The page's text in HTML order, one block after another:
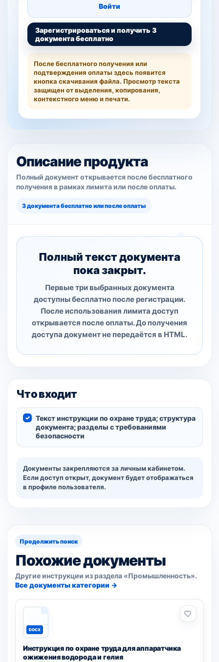
Войти
Зарегистрироваться и получить 3
документа бесплатно
После бесплатного получения или
подтверждения оплаты здесь появится
кнопка скачивания файла. Просмотр текста
защищен от выделения, копирования,
контекстного меню и печати.
Описание продукта
Полный документ открывается после бесплатного
получения в рамках лимита или после оплаты.
3 документа бесплатно или после оплаты
Полный текст документа
пока закрыт.
Первые три выбранных документа
доступны бесплатно после регистрации.
После использования лимита доступ
открывается после оплаты. До получения
доступа документ не передаётся в HTML.
Что входит
Текст инструкции по охране труда; структура
документа; разделы с требованиями
безопасности
Документы закрепляются за личным кабинетом.
Если доступ открыт, документ будет отображаться
в профиле пользователя.
Продолжить поиск
Похожие документы
Другие инструкции из раздела «Промышленность».
Все документы категории →
DOCX
Инструкция по охране труда для аппаратчика
ожижения водорода и гелия